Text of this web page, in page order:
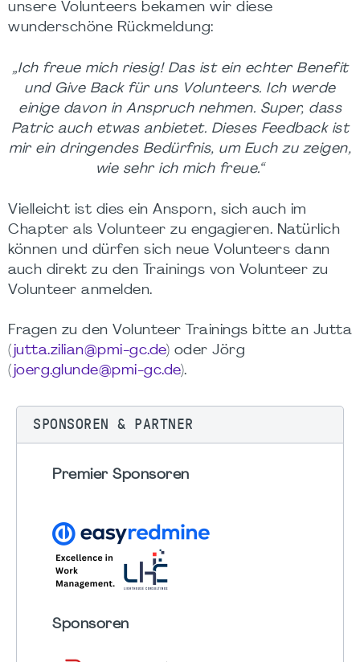
unsere Volunteers bekamen wir diese
wunderschöne Rückmeldung:
„Ich freue mich riesig! Das ist ein echter Benefit
und Give Back für uns Volunteers. Ich werde
einige davon in Anspruch nehmen. Super, dass
Patric auch etwas anbietet. Dieses Feedback ist
mir ein dringendes Bedürfnis, um Euch zu zeigen,
wie sehr ich mich freue.“
Vielleicht ist dies ein Ansporn, sich auch im
Chapter als Volunteer zu engagieren. Natürlich
können und dürfen sich neue Volunteers dann
auch direkt zu den Trainings von Volunteer zu
Volunteer anmelden.
Fragen zu den Volunteer Trainings bitte an Jutta
( jutta.zilian@pmi-gc.de) oder Jörg
( joerg.glunde@pmi-gc.de).
SPONSOREN & PARTNER
Premier Sponsoren
Sponsoren